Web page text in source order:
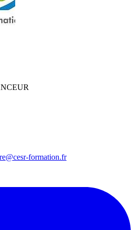
formation.fr